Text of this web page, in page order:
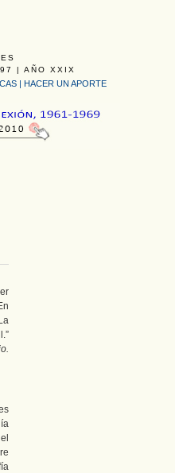
| AÑO XXIX
| HACER UN APORTE